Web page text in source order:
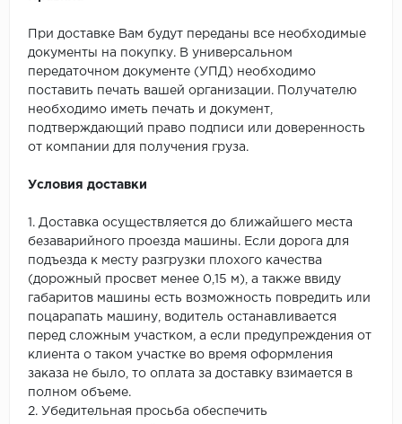
При доставке Вам будут переданы все необходимые
документы на покупку. В универсальном
передаточном документе (УПД) необходимо
поставить печать вашей организации. Получателю
необходимо иметь печать и документ,
подтверждающий право подписи или доверенность
от компании для получения груза.
Условия доставки
1. Доставка осуществляется до ближайшего места
безаварийного проезда машины. Если дорога для
подъезда к месту разгрузки плохого качества
(дорожный просвет менее 0,15 м), а также ввиду
габаритов машины есть возможность повредить или
поцарапать машину, водитель останавливается
перед сложным участком, а если предупреждения от
клиента о таком участке во время оформления
заказа не было, то оплата за доставку взимается в
полном объеме.
2. Убедительная просьба обеспечить